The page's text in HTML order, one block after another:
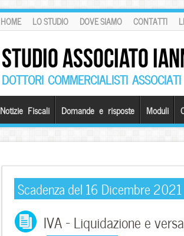
HOME LO STUDIO DOVE SIAMO CONTATTI
STUDIO ASSOCIATO
DOTTORI COMMERCIALISTI
Notizie Fiscali Domande e risposte Moduli
Scadenza del 16 Dicembre 2021
IVA – Liquidazione e